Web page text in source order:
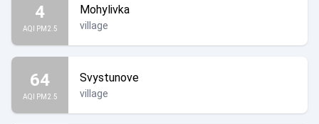
4
AQI PM2.5
Mohylivka
village
64
AQI PM2.5
Svystunove
village